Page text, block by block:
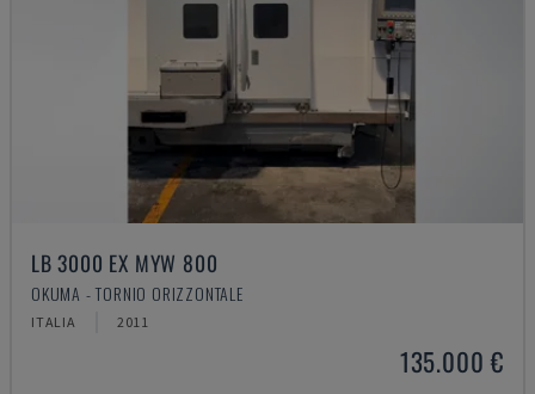
LB 3000 EX MYW 800
OKUMA - TORNIO ORIZZONTALE
ITALIA 2011
135.000 €